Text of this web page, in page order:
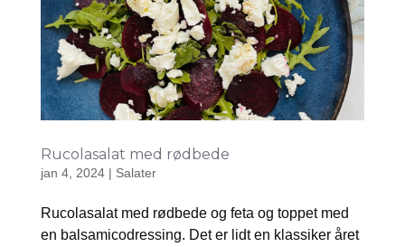
Rucolasalat med rødbede
jan 4, 2024| Salater
Rucolasalat med rødbede og feta og toppet med
en balsamicodressing. Det er lidt en klassiker året